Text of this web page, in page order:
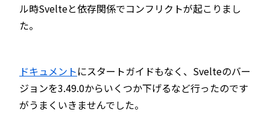
ル時Svelteと依存関係でコンフリクトが起こりまし
た。
ドキュメントにスタートガイドもなく、Svelteのバー
ジョンを3.49.0からいくつか下げるなど行ったのです
がうまくいきませんでした。